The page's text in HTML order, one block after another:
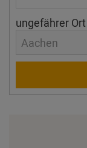
ungefährer Ort
Aachen